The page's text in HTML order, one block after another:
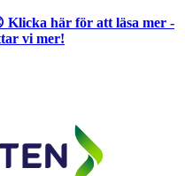
Klicka här för att läsa mer -
vi mer!